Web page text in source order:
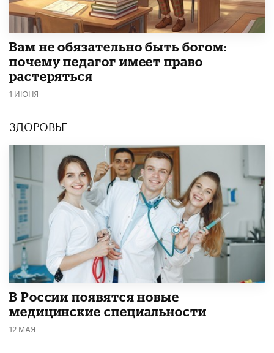
​Вам не обязательно быть богом:
почему педагог имеет право
растеряться
1 ИЮНЯ
ЗДОРОВЬЕ
В России появятся новые
медицинские специальности
12 МАЯ